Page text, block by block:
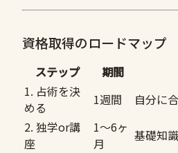
資格取得のロードマップ
ステップ 期間
1. 占術を決
める
1週間
自分に
2. 独学or講
座
1〜6ヶ
月
基礎知